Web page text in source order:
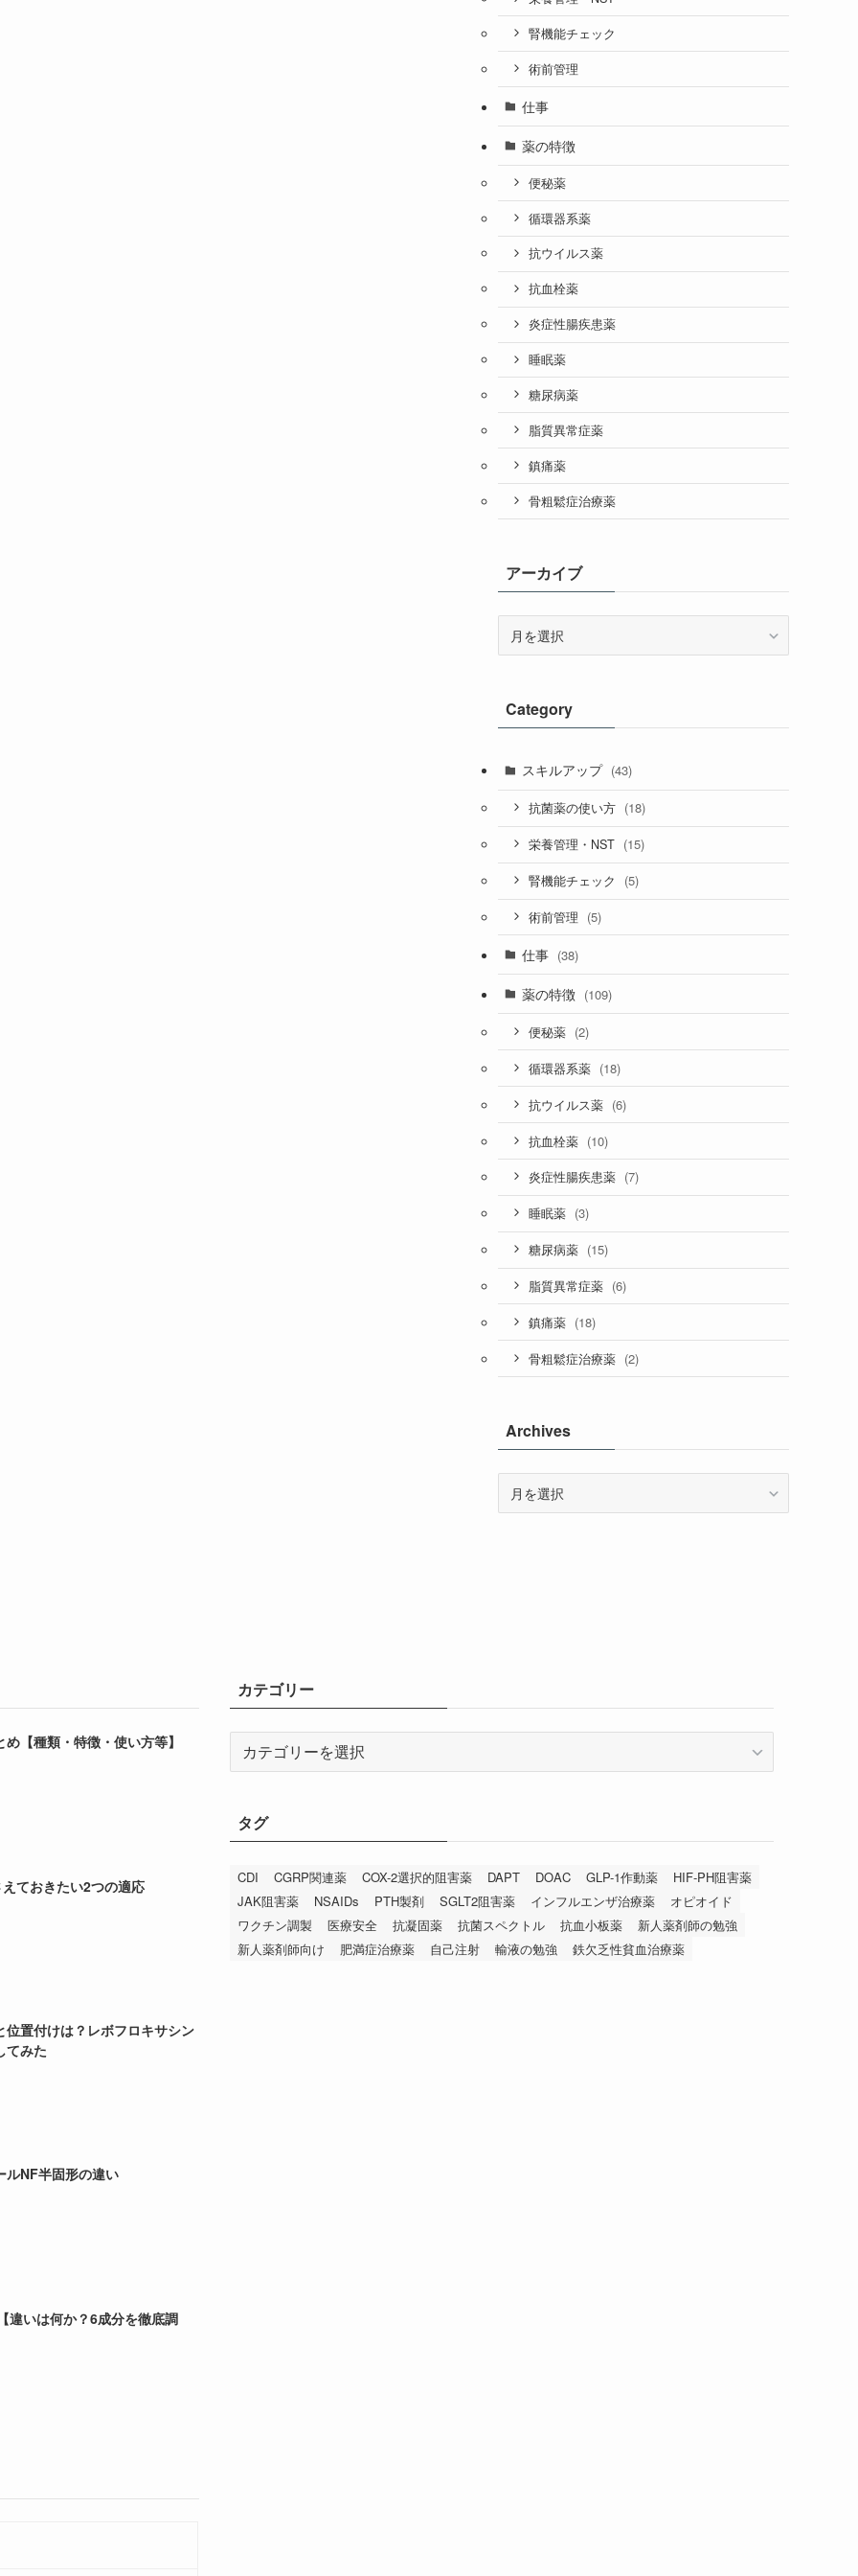
腎機能チェック
術前管理
仕事
薬の特徴
便秘薬
循環器系薬
抗ウイルス薬
抗血栓薬
炎症性腸疾患薬
睡眠薬
糖尿病薬
脂質異常症薬
鎮痛薬
骨粗鬆症治療薬
アーカイブ
ブ
Category
スキルアップ (43)
抗菌薬の使い方 (18)
栄養管理・NST (15)
腎機能チェック (5)
術前管理 (5)
仕事 (38)
薬の特徴 (109)
便秘薬 (2)
循環器系薬 (18)
抗ウイルス薬 (6)
抗血栓薬 (10)
炎症性腸疾患薬 (7)
睡眠薬 (3)
糖尿病薬 (15)
脂質異常症薬 (6)
鎮痛薬 (18)
骨粗鬆症治療薬 (2)
Archives
Archives
【種類・特徴・使い方等】
ておきたい2つの適応
位置付けは？レボフロキサシン
てみた
ルNF半固形の違い
違いは何か？6成分を徹底調
カテゴリー
テ
リ
ー
タグ
CDI CGRP関連薬 COX-2選択的阻害薬 DAPT DOAC GLP-1作動薬
HIF-PH阻害薬
JAK阻害薬
NSAIDs PTH製剤 SGLT2阻害薬 インフルエンザ治療薬
オピオイド
ワクチン調製
医療安全 抗凝固薬 抗菌スペクトル 抗血小板薬
新人薬剤師の勉強
新人薬剤師向け
肥満症治療薬 自己注射 輸液の勉強 鉄欠乏性貧血治療薬